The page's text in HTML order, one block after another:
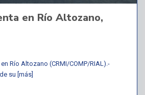
en Río Altozano,
Río Altozano (CRMI/COMP/RIAL).-
su [más]